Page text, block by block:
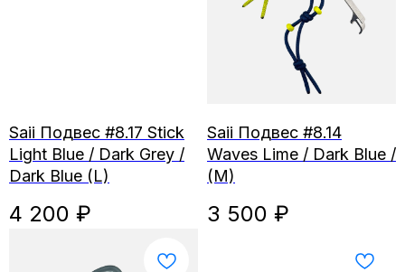
Saii Подвес #8.17 Stick
Light Blue / Dark Grey /
Dark Blue (L)
4 200 ₽
Saii Подвес #8.14
Waves Lime / Dark Blue /
(M)
3 500 ₽